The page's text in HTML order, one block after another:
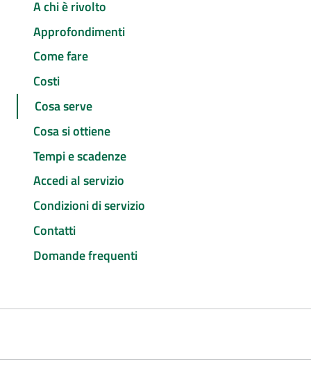
A chi è rivolto
Approfondimenti
Come fare
Costi
Cosa serve
Cosa si ottiene
Tempi e scadenze
Accedi al servizio
Condizioni di servizio
Contatti
Domande frequenti